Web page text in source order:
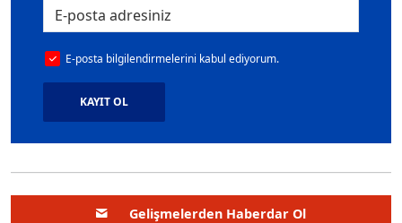
E-posta bilgilendirmelerini kabul ediyorum.
KAYIT OL
Gelişmelerden Haberdar Ol